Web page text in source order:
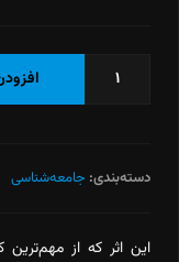
زندگی
جامعه‌شناسی
دسته‌بندی: جامعه‌شناسی
این اثر که از